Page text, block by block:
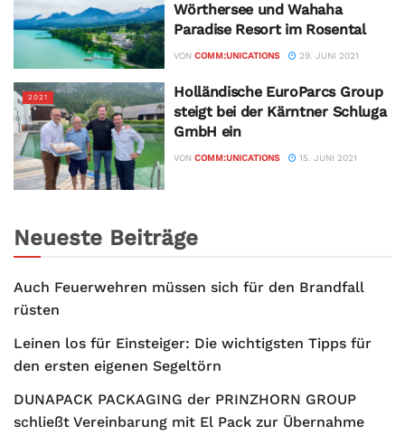
Wörthersee und Wahaha
Paradise Resort im Rosental
VON COMM:UNICATIONS 29. JUNI 2021
2021
Holländische EuroParcs Group
steigt bei der Kärntner Schluga
GmbH ein
VON COMM:UNICATIONS 15. JUNI 2021
Neueste Beiträge
Auch Feuerwehren müssen sich für den Brandfall
rüsten
Leinen los für Einsteiger: Die wichtigsten Tipps für
den ersten eigenen Segeltörn
DUNAPACK PACKAGING der PRINZHORN GROUP
schließt Vereinbarung mit El Pack zur Übernahme